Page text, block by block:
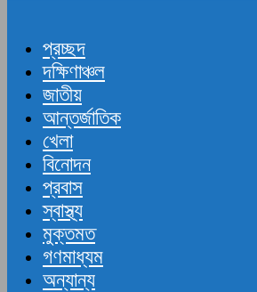
প্রচ্ছদ
দক্ষিণাঞ্চল
জাতীয়
আন্তর্জাতিক
খেলা
বিনোদন
প্রবাস
স্বাস্থ্য
মুক্তমত
গণমাধ্যম
অন্যান্য